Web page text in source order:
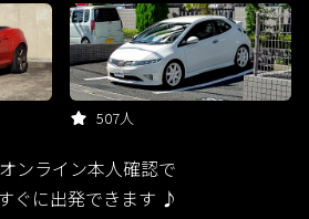
507人
ンライン本人確認で
ぐに出発できます ♪